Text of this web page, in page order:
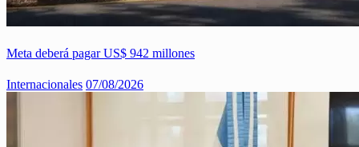
Meta deberá pagar US$ 942 millones
Internacionales 07/08/2026